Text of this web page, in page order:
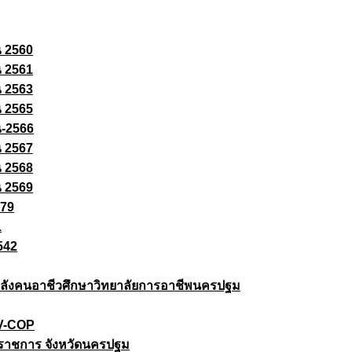
2560
2561
2563
2565
2566
2567
2568
2569
งคนอาชีวศึกษาวิทยาลัยการอาชีพนครปฐม
COP
าชการ จังหวัดนครปฐม